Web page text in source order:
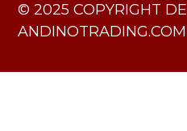
​© 2025 COPYRIGHT DE
ANDINOTRADING.COM